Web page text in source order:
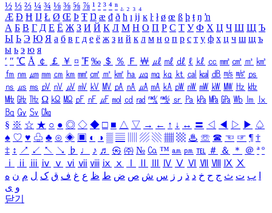
½ ⅓ ⅔ ¼ ¾ ⅛ ⅜ ⅝ ⅞ ¹ ² ³ ⁴ ⁿ ₁ ₂ ₃ ₄
Æ Ð Ħ Ĳ Ł Ø Œ Þ Ŧ Ŋ æ đ ð ħ ı ĳ ĸ ŀ ł ø œ ß þ ŧ ŋ ŉ
А Б В Г Д Е Ё Ж З И Й К Л М Н О П Р С Т У Ф Х Ц Ч Ш Щ Ъ
Ы Ь Э Ю Я а б в г д е ё ж з и й к л м н о п р с т у ф х ц ч ш щ ъ
ы ь э ю я
′ ″ ℃ Å ￠ ￡ ￥ ¤ ℉ ‰ ＄ ％ Ｆ ￦ ㎕ ㎖ ㎗ ℓ ㎘ ㏄ ㎣ ㎤ ㎥ ㎦
㎙ ㎚ ㎛ ㎜ ㎝ ㎞ ㎟ ㎠ ㎡ ㎢ ㏊ ㎍ ㎎ ㎏ ㏏ ㎈ ㎉ ㏈ ㎧ ㎨ ㎰
㎱ ㎲ ㎳ ㎴ ㎵ ㎶ ㎷ ㎸ ㎹ ㎀ ㎁ ㎂ ㎃ ㎄ ㎺ ㎻ ㎽ ㎾ ㎿ ㎐ ㎑
㎒ ㎓ ㎔ Ω ㏀ ㏁ ㎊ ㎋ ㎌ ㏖ ㏅ ㎭ ㎮ ㎯ ㏛ ㎩ ㎪ ㎫ ㎬ ㏝ ㏐
㏓
㏃ ㏉ ㏜ ㏆
§ ※ ☆ ★ ○ ● ◎ ◇ ◆ □ ■ △ ▽ → ← ↑ ↓ ↔ 〓 ◁ ◀ ▷ ▶ ♤
♠ ♡ ♥ ♧ ♣ ⊙ ◈ ▣ ◐ ◑ ▒ ▤ ▨ ▧ ▦ ▩ ♨ ☏ ☎ ☜ ☞ ¶ †
‡ ↕ ↗ ↙ ↖ ↘ ♭ ♩ ♪ ♬ ㉿ ㈜ № ㏇ ™ ㏂ ㏘ ℡ ＃ ＆ ＊ ＠ ª º
ⅰ
ⅱ ⅲ ⅳ ⅴ ⅵ ⅶ ⅷ ⅸ ⅹ Ⅳ Ⅴ Ⅵ Ⅶ Ⅷ Ⅸ Ⅹ
ب ت ث ج ح خ د ذ ر ز س ش ص ض ط ظ ع غ ف ق ک ل م ن ه
و ی
닫기